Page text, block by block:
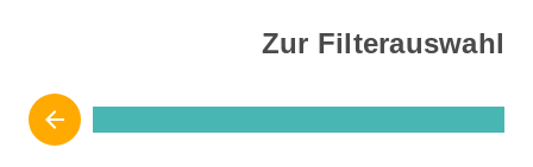
arrow_backward
Zur Filterauswahl